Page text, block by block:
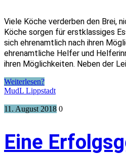
Viele Köche verderben den Brei,
Köche sorgen für erstklassiges
sich ehrenamtlich nach ihren
ehrenamtliche Helfer und
ihren Möglichkeiten. Neben der
Weiterlesen?
MudL Lippstadt
11. August 2018 0
Eine